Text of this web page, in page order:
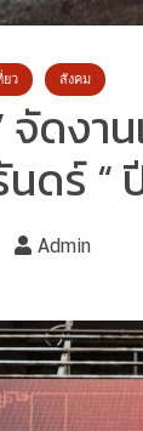
ยว สังคม
จัดง
ดร์ “
Admin